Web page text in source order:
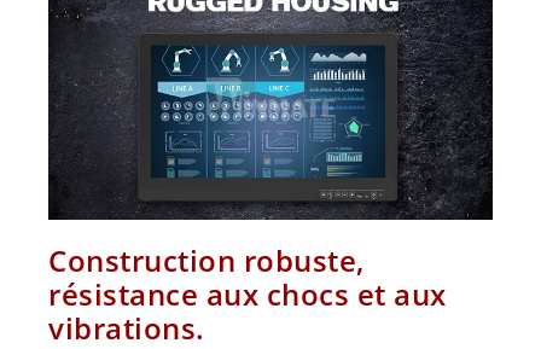
Construction robuste,
résistance aux chocs et aux
vibrations.